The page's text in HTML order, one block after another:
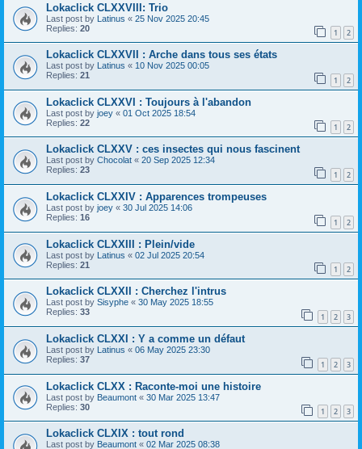
Lokaclick CLXXVIII: Trio
Last post by Latinus « 25 Nov 2025 20:45
Replies: 20 1 2
Lokaclick CLXXVII : Arche dans tous ses états
Last post by Latinus « 10 Nov 2025 00:05
Replies: 21 1 2
Lokaclick CLXXVI : Toujours à l'abandon
Last post by joey « 01 Oct 2025 18:54
Replies: 22 1 2
Lokaclick CLXXV : ces insectes qui nous fascinent
Last post by Chocolat « 20 Sep 2025 12:34
Replies: 23 1 2
Lokaclick CLXXIV : Apparences trompeuses
Last post by joey « 30 Jul 2025 14:06
Replies: 16 1 2
Lokaclick CLXXIII : Plein/vide
Last post by Latinus « 02 Jul 2025 20:54
Replies: 21 1 2
Lokaclick CLXXII : Cherchez l'intrus
Last post by Sisyphe « 30 May 2025 18:55
Replies: 33 1 2 3
Lokaclick CLXXI : Y a comme un défaut
Last post by Latinus « 06 May 2025 23:30
Replies: 37 1 2 3
Lokaclick CLXX : Raconte-moi une histoire
Last post by Beaumont « 30 Mar 2025 13:47
Replies: 30 1 2 3
Lokaclick CLXIX : tout rond
Last post by Beaumont « 02 Mar 2025 08:38